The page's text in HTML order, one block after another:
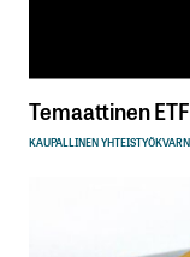
Temaattinen
KAUPALLINEN YHTEISTYÖ